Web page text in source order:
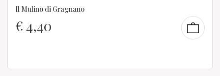
Il Mulino di Gragnano
€4,40